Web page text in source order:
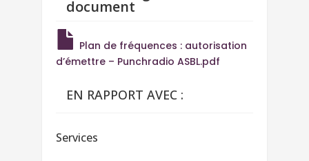
document
Plan de fréquences : autorisation
d’émettre – Punchradio ASBL.pdf
EN RAPPORT AVEC :
Services